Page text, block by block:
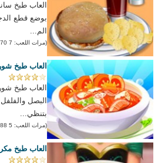
العاب طبخ
بوضع قطع
الم...
(مرات اللعب: 7 170)
العاب طبخ
العاب طبخ
البصل
بتنظي...
(مرات اللعب: 5 088)
العاب طبخ